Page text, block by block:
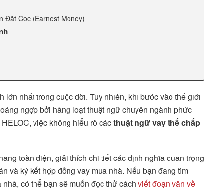
Đặt Cọc (Earnest Money)
lớn nhất trong cuộc đời. Tuy nhiên, khi bước vào thế giới
ngợp bởi hàng loạt thuật ngữ chuyên ngành phức
việc không hiểu rõ cácthuật ngữ vay thế chấp
toàn diện, giải thích chi tiết các định nghĩa quan trọng
và ký kết hợp đồng vay mua nhà. Nếu bạn đang tìm
có thể bạn sẽ muốn đọc thử cách viết đoạn văn về